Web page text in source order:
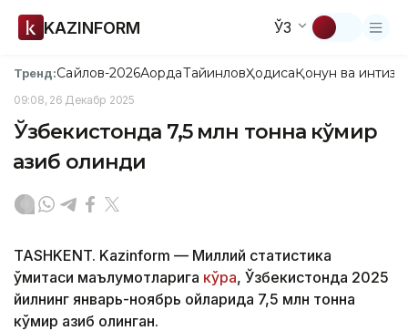
KAZINFORM ЎЗ
Тренд:Сайлов-2026АқордаТайинловҲодисаҚонун ва
09:08, 26 Декабр 2025
Ўзбекистонда 7,5 млн тонна кўмир
қазиб олинди
TASHKENT. Kazinform — Миллий статистика
қўмитаси маълумотларига кўра, Ўзбекистонда 2025
йилнинг январь-ноябрь ойларида 7,5 млн тонна
кўмир қазиб олинган.